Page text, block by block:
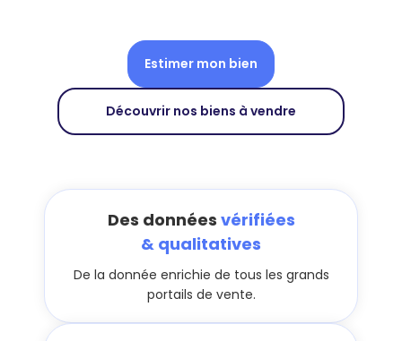
Estimer mon bien
Découvrir nos biens à vendre
Des données vérifiées
& qualitatives
De la donnée enrichie de tous les grands
portails de vente.